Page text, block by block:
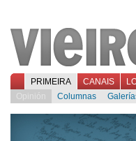
PRIMEIRA CANAIS
Opinión
Columnas